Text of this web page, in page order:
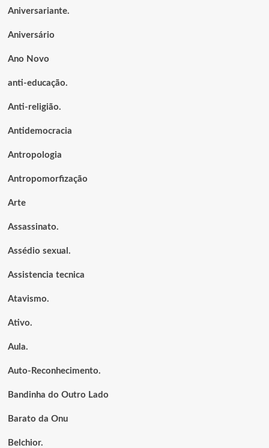
Aniversariante.
Aniversário
Ano Novo
anti-educação.
Anti-religião.
Antidemocracia
Antropologia
Antropomorfização
Arte
Assassinato.
Assédio sexual.
Assistencia tecnica
Atavismo.
Ativo.
Aula.
Auto-Reconhecimento.
Bandinha do Outro Lado
Barato da Onu
Belchior.